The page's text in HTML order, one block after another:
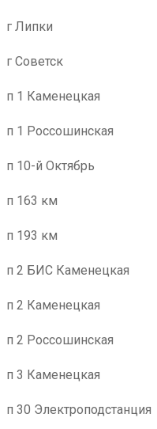
г Липки
г Советск
п 1 Каменецкая
п 1 Россошинская
п 10-й Октябрь
п 163 км
п 193 км
п 2 БИС Каменецкая
п 2 Каменецкая
п 2 Россошинская
п 3 Каменецкая
п 30 Электроподстанция